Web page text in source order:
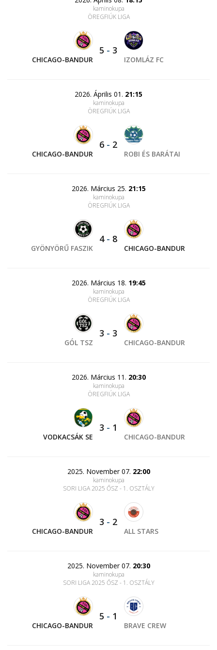
kaminokupa
ÖREGFIÚK LIGA
CHICAGO-BANDUR
5 - 3
IZOMLÁZ FC
2026. Április 01. 21:15
kaminokupa
ÖREGFIÚK LIGA
CHICAGO-BANDUR
6 - 2
ROBI ÉS BARÁTAI
2026. Március 25. 21:15
kaminokupa
ÖREGFIÚK LIGA
GYÖNYÖRŰ FASZIK
4- 8
CHICAGO-BANDUR
2026. Március 18. 19:45
kaminokupa
ÖREGFIÚK LIGA
GÓL TSZ
3 - 3
CHICAGO-BANDUR
2026. Március 11. 20:30
kaminokupa
ÖREGFIÚK LIGA
VODKACSÁK SE
3 - 1
CHICAGO-BANDUR
2025. November 07. 22:00
kaminokupa
SORI LIGA 2025 ŐSZ - 1. OSZTÁLY
CHICAGO-BANDUR
3 - 2
ALL STARS
2025. November 07. 20:30
kaminokupa
SORI LIGA 2025 ŐSZ - 1. OSZTÁLY
CHICAGO-BANDUR
5 - 1
BRAVE CREW